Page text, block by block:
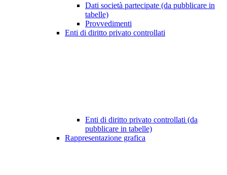
Dati società partecipate (da pubblicare in
tabelle)
Provvedimenti
Enti di diritto privato controllati
Enti di diritto privato controllati (da
pubblicare in tabelle)
Rappresentazione grafica